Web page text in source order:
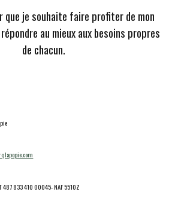
que je souhaite faire profiter de mon
au mieux aux besoins propres
de chacun.
487 833 410 00045- NAF 5510Z